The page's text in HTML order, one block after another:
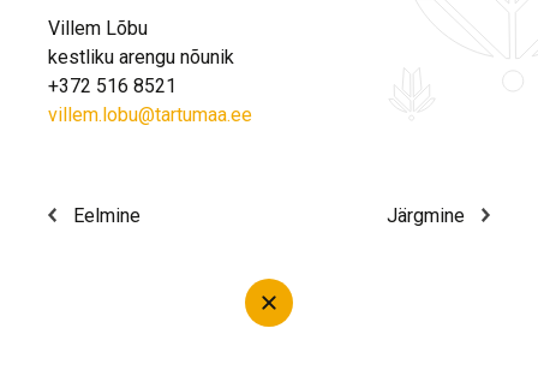
Villem Lõbu
kestliku arengu nõunik
+372 516 8521
villem.lobu@tartumaa.ee
Eelmine Järgmine